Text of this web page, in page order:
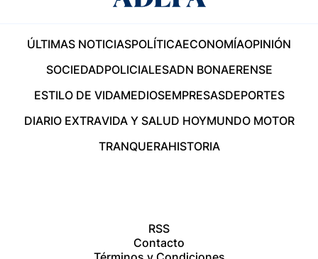
ÚLTIMAS NOTICIASPOLÍTICAECONOMÍAOPINIÓN
SOCIEDADPOLICIALESADN BONAERENSE
ESTILO DE VIDAMEDIOSEMPRESASDEPORTES
DIARIO EXTRAVIDA Y SALUD HOYMUNDO MOTOR
TRANQUERAHISTORIA
RSS
Contacto